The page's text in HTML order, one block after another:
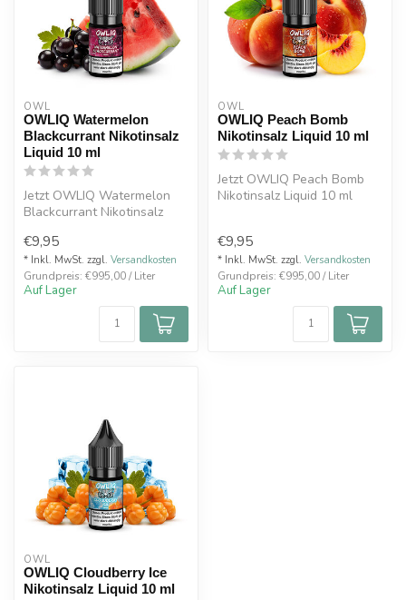
OWL
OWLIQ Watermelon
Blackcurrant Nikotinsalz
Liquid 10 ml
Jetzt OWLIQ Watermelon
Blackcurrant Nikotinsalz
Was...
€9,95
* Inkl. MwSt. zzgl. Versandkosten
Grundpreis: €995,00 / Liter
Auf Lager
OWL
OWLIQ Peach Bomb
Nikotinsalz Liquid 10 ml
Jetzt OWLIQ Peach Bomb
Nikotinsalz Liquid 10 ml
€9,95
* Inkl. MwSt. zzgl. Versandkosten
Grundpreis: €995,00 / Liter
Auf Lager
OWL
OWLIQ Cloudberry Ice
Nikotinsalz Liquid 10 ml